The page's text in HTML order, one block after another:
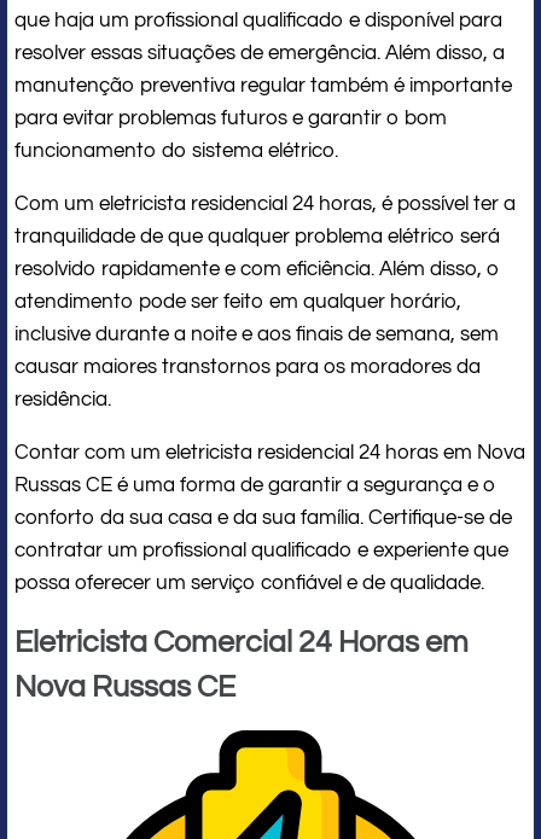
que haja um profissional qualificado e disponível para
resolver essas situações de emergência. Além disso, a
manutenção preventiva regular também é importante
para evitar problemas futuros e garantir o bom
funcionamento do sistema elétrico.
Com um eletricista residencial 24 horas, é possível ter a
tranquilidade de que qualquer problema elétrico será
resolvido rapidamente e com eficiência. Além disso, o
atendimento pode ser feito em qualquer horário,
inclusive durante a noite e aos finais de semana, sem
causar maiores transtornos para os moradores da
residência.
Contar com um eletricista residencial 24 horas em Nova
Russas CE é uma forma de garantir a segurança e o
conforto da sua casa e da sua família. Certifique-se de
contratar um profissional qualificado e experiente que
possa oferecer um serviço confiável e de qualidade.
Eletricista Comercial 24 Horas em
Nova Russas CE